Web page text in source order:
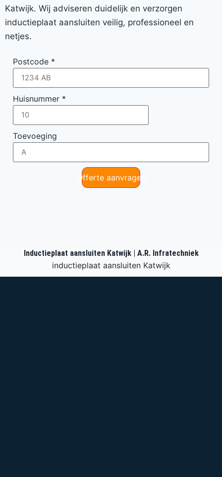
Katwijk. Wij adviseren duidelijk en verzorgen
inductieplaat aansluiten veilig, professioneel en
netjes.
Postcode *
Huisnummer *
Toevoeging
Offerte aanvragen
Inductieplaat aansluiten Katwijk | A.R. Infratechniek
inductieplaat aansluiten Katwijk